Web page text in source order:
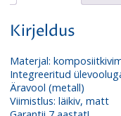
Kirjeldus
Materjal:
Integreeritud
Äravool (metall)
Viimistlus: läikiv, matt